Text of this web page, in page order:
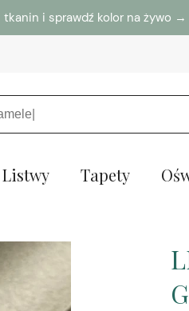
i sprawdź kolor na żywo →
Listwy Tapety